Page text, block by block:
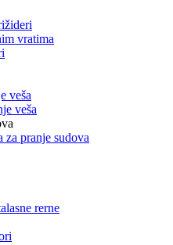
vratima
veša
veša
za pranje sudova
rerne